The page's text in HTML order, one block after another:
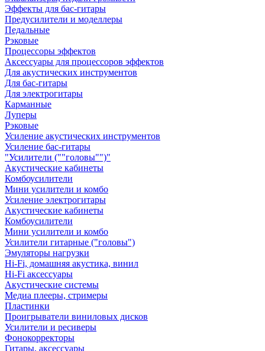
Эффекты для бас-гитары
Предусилители и моделлеры
Педальные
Рэковые
Процессоры эффектов
Аксессуары для процессоров эффектов
Для акустических инструментов
Для бас-гитары
Для электрогитары
Карманные
Луперы
Рэковые
Усиление акустических инструментов
Усиление бас-гитары
"Усилители (""головы"")"
Акустические кабинеты
Комбоусилители
Мини усилители и комбо
Усиление электрогитары
Акустические кабинеты
Комбоусилители
Мини усилители и комбо
Усилители гитарные ("головы")
Эмуляторы нагрузки
Hi-Fi, домашняя акустика, винил
Hi-Fi аксессуары
Акустические системы
Медиа плееры, стримеры
Пластинки
Проигрыватели виниловых дисков
Усилители и ресиверы
Фонокорректоры
Гитары, аксессуары